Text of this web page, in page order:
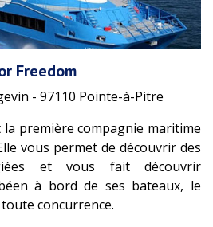
Freedom
- 97110 Pointe-à-Pitre
la première compagnie maritime
vous permet de découvrir des
et vous fait découvrir
à bord de ses bateaux, le
concurrence.